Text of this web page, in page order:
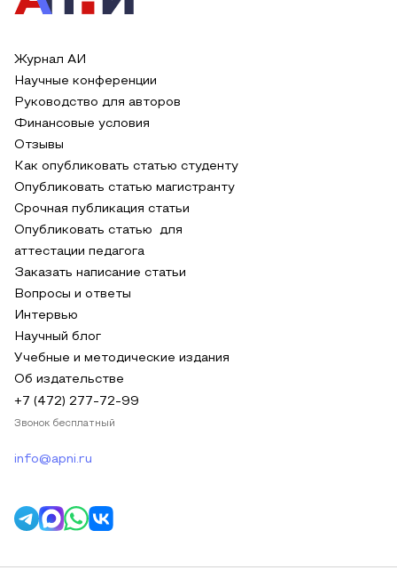
Журнал АИ
Научные конференции
Руководство для авторов
Финансовые условия
Отзывы
Как опубликовать статью студенту
Опубликовать статью магистранту
Срочная публикация статьи
Опубликовать статью для
аттестации педагога
Заказать написание статьи
Вопросы и ответы
Интервью
Научный блог
Учебные и методические издания
Об издательстве
+7 (472) 277-72-99
Звонок бесплатный
info@apni.ru